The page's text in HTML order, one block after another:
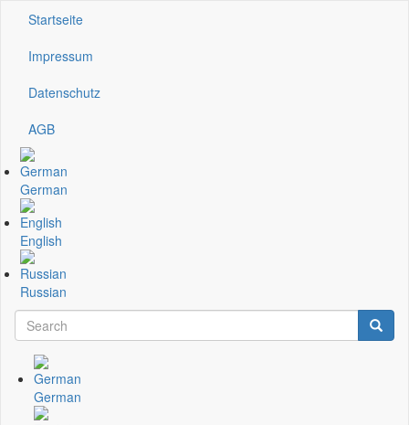
Kopfzeile
Startseite
Impressum
Datenschutz
AGB
German
English
Russian
Suchformular
Search Search
German